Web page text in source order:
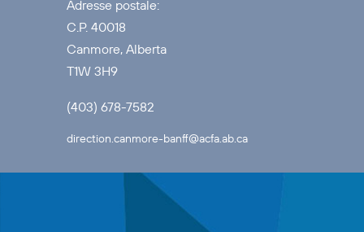
Adresse postale:
C.P. 40018
Canmore, Alberta
T1W 3H9
(403) 678-7582
direction.canmore-banff@acfa.ab.ca